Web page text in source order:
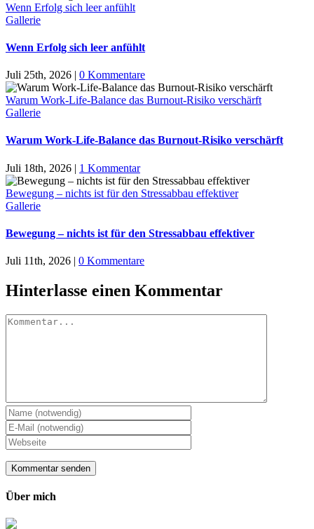
Wenn Erfolg sich leer anfühlt
Gallerie
Wenn Erfolg sich leer anfühlt
Juli 25th, 2026 | 0 Kommentare
Warum Work-Life-Balance das Burnout-Risiko verschärft
Gallerie
Warum Work-Life-Balance das Burnout-Risiko verschärft
Juli 18th, 2026 | 1 Kommentar
Bewegung – nichts ist für den Stressabbau effektiver
Gallerie
Bewegung – nichts ist für den Stressabbau effektiver
Juli 11th, 2026 | 0 Kommentare
Hinterlasse einen Kommentar
Kommentar
Über mich